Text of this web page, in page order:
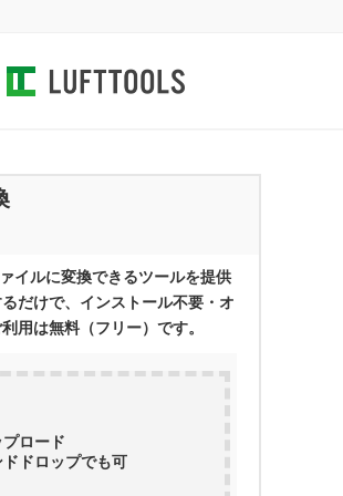
イルに変換できるツールを提供
だけで、インストール不要・オ
用は無料（フリー）です。
ロード
ドロップでも可